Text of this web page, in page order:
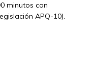
minutos con
APQ-10).